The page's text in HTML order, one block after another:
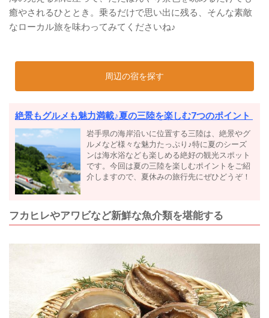
癒やされるひととき。乗るだけで思い出に残る、そんな素敵
なローカル旅を味わってみてくださいね♪
周辺の宿を探す
絶景もグルメも魅力満載♪夏の三陸を楽しむ7つのポイント
岩手県の海岸沿いに位置する三陸は、絶景やグ
ルメなど様々な魅力たっぷり♪特に夏のシーズ
ンは海水浴なども楽しめる絶好の観光スポット
です。今回は夏の三陸を楽しむポイントをご紹
介しますので、夏休みの旅行先にぜひどうぞ！
フカヒレやアワビなど新鮮な魚介類を堪能する